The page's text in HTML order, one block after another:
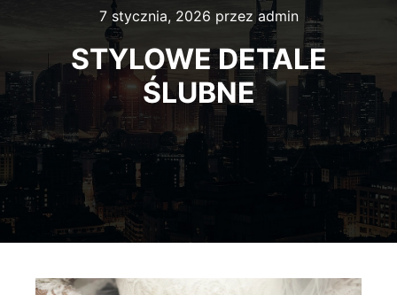
7 stycznia, 2026 przez admin
STYLOWE DETALE
ŚLUBNE